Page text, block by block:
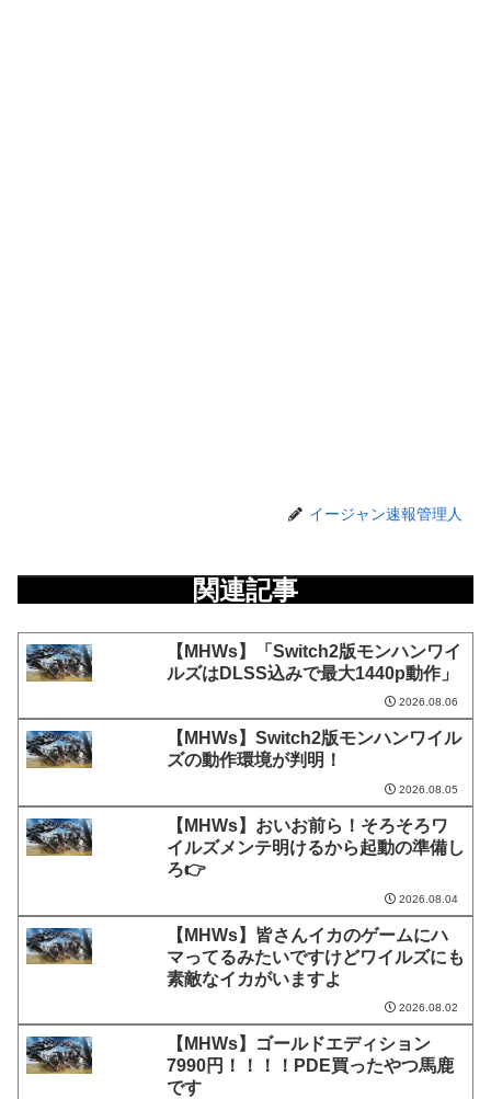
イージャン速報管理人
関連記事
【MHWs】「Switch2版モンハンワイ
ルズはDLSS込みで最大1440p動作」
2026.08.06
【MHWs】Switch2版モンハンワイル
ズの動作環境が判明！
2026.08.05
【MHWs】おいお前ら！そろそろワ
イルズメンテ明けるから起動の準備し
ろ👉
2026.08.04
【MHWs】皆さんイカのゲームにハ
マってるみたいですけどワイルズにも
素敵なイカがいますよ
2026.08.02
【MHWs】ゴールドエディション
7990円！！！！PDE買ったやつ馬鹿
です